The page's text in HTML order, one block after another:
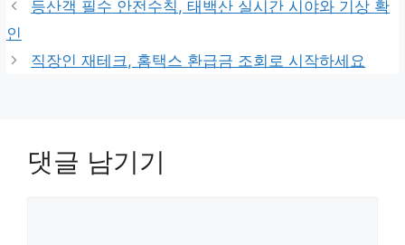
등산객 필수 안전수칙, 태백산 실시간 시야와 기상 확
인
직장인 재테크, 홈택스 환급금 조회로 시작하세요
댓글 남기기